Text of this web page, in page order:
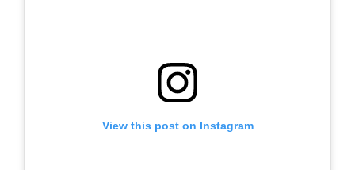
View this post on Instagram